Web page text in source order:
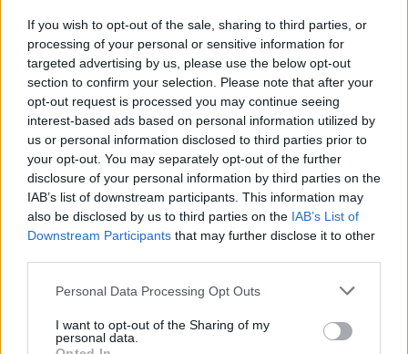
If you wish to opt-out of the sale, sharing to third parties, or
processing of your personal or sensitive information for
targeted advertising by us, please use the below opt-out
section to confirm your selection. Please note that after your
opt-out request is processed you may continue seeing
interest-based ads based on personal information utilized by
us or personal information disclosed to third parties prior to
your opt-out. You may separately opt-out of the further
disclosure of your personal information by third parties on the
IAB’s list of downstream participants. This information may
also be disclosed by us to third parties on the IAB’s List of
Downstream Participants that may further disclose it to other
Personal Data Processing Opt Outs
I want to opt-out of the Sharing of my
personal data.